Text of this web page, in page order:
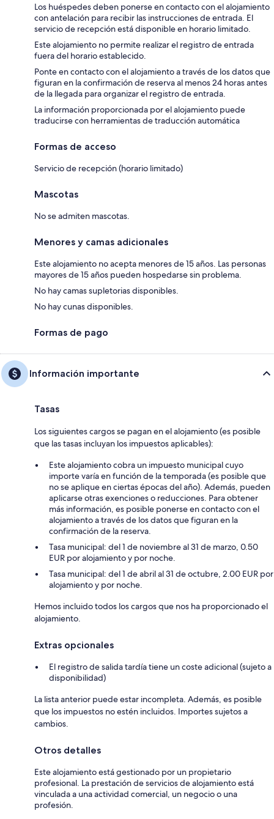
Los huéspedes deben ponerse en contacto con el alojamiento
con antelación para recibir las instrucciones de entrada. El
servicio de recepción está disponible en horario limitado.
Este alojamiento no permite realizar el registro de entrada
fuera del horario establecido.
Ponte en contacto con el alojamiento a través de los datos que
figuran en la confirmación de reserva al menos 24 horas antes
de la llegada para organizar el registro de entrada.
La información proporcionada por el alojamiento puede
traducirse con herramientas de traducción automática
Formas de acceso
Servicio de recepción (horario limitado)
Mascotas
No se admiten mascotas.
Menores y camas adicionales
Este alojamiento no acepta menores de 15 años. Las personas
mayores de 15 años pueden hospedarse sin problema.
No hay camas supletorias disponibles.
No hay cunas disponibles.
Formas de pago
Información importante
Tasas
Los siguientes cargos se pagan en el alojamiento (es posible
que las tasas incluyan los impuestos aplicables):
Este alojamiento cobra un impuesto municipal cuyo
importe varía en función de la temporada (es posible que
no se aplique en ciertas épocas del año). Además, pueden
aplicarse otras exenciones o reducciones. Para obtener
más información, es posible ponerse en contacto con el
alojamiento a través de los datos que figuran en la
confirmación de la reserva.
Tasa municipal: del 1 de noviembre al 31 de marzo, 0.50
EUR por alojamiento y por noche.
Tasa municipal: del 1 de abril al 31 de octubre, 2.00 EUR por
alojamiento y por noche.
Hemos incluido todos los cargos que nos ha proporcionado el
alojamiento.
Extras opcionales
El registro de salida tardía tiene un coste adicional (sujeto a
disponibilidad)
La lista anterior puede estar incompleta. Además, es posible
que los impuestos no estén incluidos. Importes sujetos a
cambios.
Otros detalles
Este alojamiento está gestionado por un propietario
profesional. La prestación de servicios de alojamiento está
vinculada a una actividad comercial, un negocio o una
profesión.